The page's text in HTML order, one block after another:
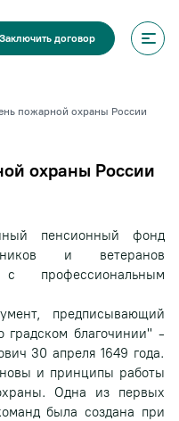
Заключить договор
пожарной охраны России
охраны России
пенсионный фонд
и ветеранов
профессиональным
предписывающий
благочинии" -
30 апреля 1649 года.
и принципы работы
Одна из первых
была создана при